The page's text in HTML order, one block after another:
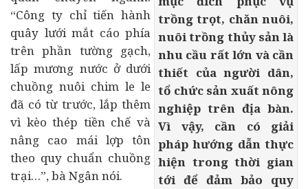
trồng trọt, chăn nuôi,
nuôi trồng thủy sản là
nhu cầu rất lớn và cần
thiết của người dân,
tổ chức sản xuất nông
nghiệp trên địa bàn.
Vì vậy, cần có giải
pháp hướng dẫn thực
hiện trong thời gian
tới để đảm bảo quy
“Công ty chỉ tiến hành
quây lưới mắt cáo phía
trên phần tường gạch,
lấp mương nước ở dưới
chuồng nuôi chim le le
đã có từ trước, lắp thêm
vì kèo thép tiền chế và
nâng cao mái lợp tôn
theo quy chuẩn chuồng
trại…”, bà Ngân nói.